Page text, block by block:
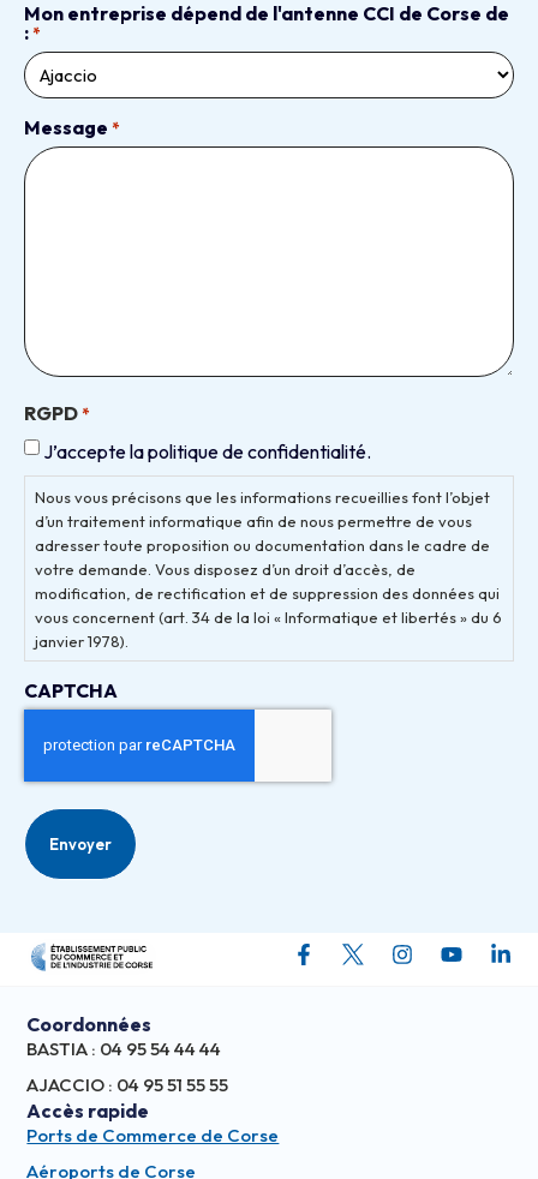
Mon entreprise dépend de l'antenne CCI de Corse de
: *
Message *
RGPD *
J’accepte la politique de confidentialité.
Nous vous précisons que les informations recueillies font l’objet
d’un traitement informatique afin de nous permettre de vous
adresser toute proposition ou documentation dans le cadre de
votre demande. Vous disposez d’un droit d’accès, de
modification, de rectification et de suppression des données qui
vous concernent (art. 34 de la loi « Informatique et libertés » du 6
janvier 1978).
CAPTCHA
Coordonnées
BASTIA : 04 95 54 44 44
AJACCIO : 04 95 51 55 55
Accès rapide
Ports de Commerce de Corse
Aéroports de Corse